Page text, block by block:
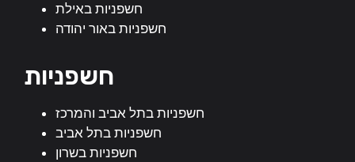
חשפניות באילת
חשפניות באור יהודה
חשפניות
חשפניות בתל אביב והמרכז
חשפניות בתל אביב
חשפניות בשרון